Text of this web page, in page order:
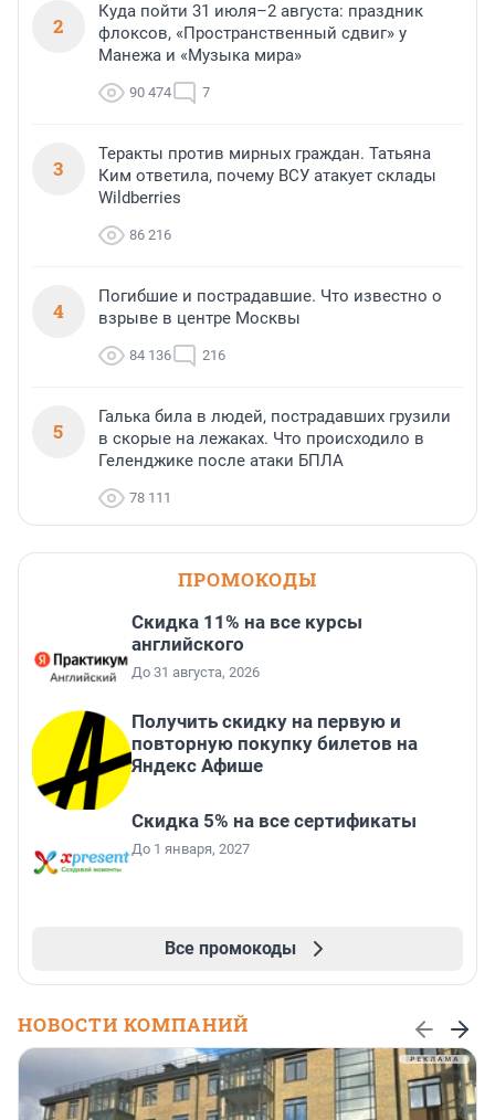
2
Куда пойти 31 июля–2 августа: праздник
флоксов, «Пространственный сдвиг» у
Манежа и «Музыка мира»
90 474 7
3
Теракты против мирных граждан. Татьяна
Ким ответила, почему ВСУ атакует склады
Wildberries
86 216
4
Погибшие и пострадавшие. Что известно о
взрыве в центре Москвы
84 136 216
5
Галька била в людей, пострадавших грузили
в скорые на лежаках. Что происходило в
Геленджике после атаки БПЛА
78 111
ПРОМОКОДЫ
Скидка 11% на все курсы
английского
До 31 августа, 2026
Получить скидку на первую и
повторную покупку билетов на
Яндекс Афише
Скидка 5% на все сертификаты
До 1 января, 2027
Все промокоды
НОВОСТИ КОМПАНИЙ